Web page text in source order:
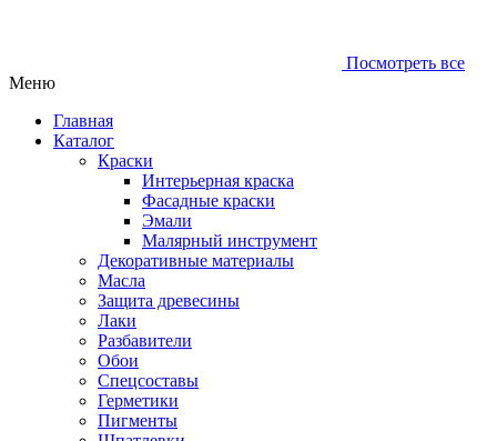
Посмотреть все
Меню
Главная
Каталог
Краски
Интерьерная краска
Фасадные краски
Эмали
Малярный инструмент
Декоративные материалы
Масла
Защита древесины
Лаки
Разбавители
Обои
Спецсоставы
Герметики
Пигменты